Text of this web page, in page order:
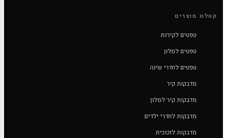
קטלוג מוצרים
טפטים לקירות
טפטים לסלון
טפטים לחדרי שינה
מדבקות קיר
מדבקות קיר לסלון
מדבקות לחדרי ילדים
מדבקות לזכוכית